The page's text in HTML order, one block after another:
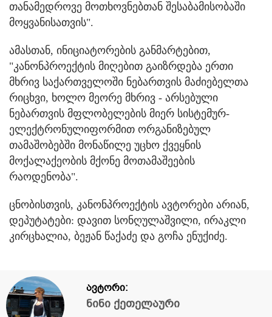
თანამედროვე მოთხოვნებთან შესაბამისობაში
მოყვანისათვის".
ამასთან, ინიციატორების განმარტებით,
"კანონპროექტის მიღებით გაიზრდება ერთი
მხრივ საქართველოში ნებართვის მაძიებელთა
რიცხვი, ხოლო მეორე მხრივ - არსებული
ნებართვის მფლობელების მიერ სისტემურ-
ელექტრონულიფორმით ორგანიზებულ
თამაშობებში მონაწილე უცხო ქვეყნის
მოქალაქეობის მქონე მოთამაშეების
რაოდენობა".
ცნობისთვის, კანონპროექტის ავტორები არიან,
დეპუტატები: დავით სონღულაშვილი, ირაკლი
კირცხალია, ბეჟან წაქაძე და გოჩა ენუქიძე.
ავტორი:
ნინი ქეთელაური